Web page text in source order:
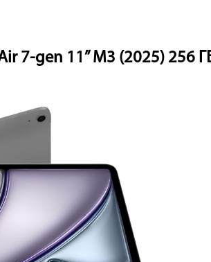
7-gen 11” M3 (2025) 256